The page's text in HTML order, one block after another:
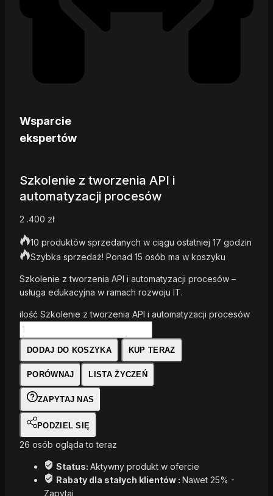
Wsparcie
ekspertów
Szkolenie z tworzenia API i
automatyzacji procesów
2 .400 zł
10 produktów sprzedanych w ciągu ostatniej 17 godzin
Szybka sprzedaż! Ponad 15 osób ma w koszyku
Szkolenie z tworzenia API i automatyzacji procesów –
usługa edukacyjna w ramach rozwoju IT.
ilość Szkolenie z tworzenia API i automatyzacji procesów
DODAJ DO KOSZYKA KUP TERAZ
PORÓWNAJ LISTA ŻYCZEŃ
ZAPYTAJ NAS
PODZIEL SIĘ
26 osób ogląda to teraz
Status: Aktywny produkt w ofercie
Rabaty dla stałych klientów : Nawet 25% -
Zapytaj